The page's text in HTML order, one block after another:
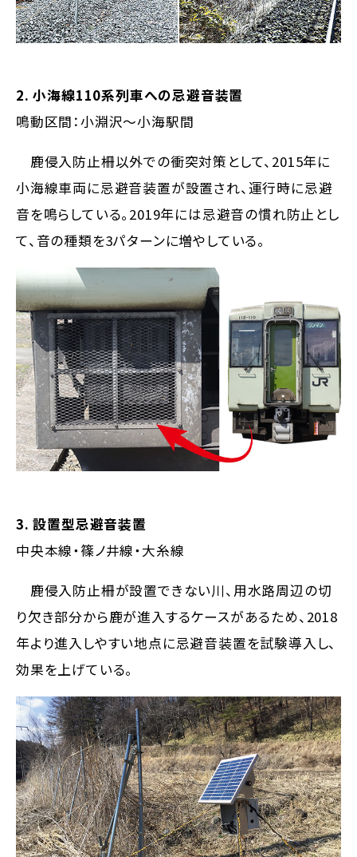
2. 小海線110系列車への忌避音装置
鳴動区間：小淵沢〜小海駅間
鹿侵入防止柵以外での衝突対策として、2015年に
小海線車両に忌避音装置が設置され、運行時に忌避
音を鳴らしている。2019年には忌避音の慣れ防止とし
て、音の種類を3パターンに増やしている。
3. 設置型忌避音装置
中央本線・篠ノ井線・大糸線
鹿侵入防止柵が設置できない川、用水路周辺の切
り欠き部分から鹿が進入するケースがあるため、2018
年より進入しやすい地点に忌避音装置を試験導入し、
効果を上げている。